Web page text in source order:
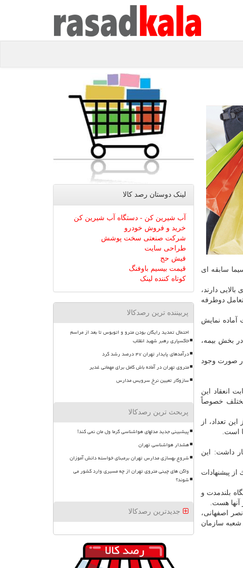
سابقه ای
دارند،
دوطرفه
آماده نمایش
بخش بیمه،
صورت وجود
انعقاد این
مختلف خصوصاً
تحت پوشش صندوق هستند، اعلام نمود كه ۱۰ هزار نفر از این تعداد، از
است.
داشت: این
پیشنهادات
بلندمدت و
آنها هست.
اصفهانی،
سازمان
لینک دوستان رصد كالا
آب شیرین کن - دستگاه آب شیرین کن
خرید و فروش خودرو
شرکت صنعتی سخت پوشش
طراحی سایت
فیش حج
قیمت بیسیم باوفنگ
کوتاه کننده لینک
پربیننده ترین رصدکالا
احتمال تمدید رایگان بودن مترو و اتوبوس تا بعد از مراسم
خاکسپاری رهبر شهید انقلاب
درآمدهای پایدار تهران ۴۷ درصد رشد کرد
متروی تهران در آماده باش کامل برای مهمانی غدیر
سازوکار تعیین نرخ سرویس مدارس
پربحث ترین رصدکالا
پیشبینی جدید مدلهای هواشناسی گرما ول مان نمی کند!
هشدار هواشناسی تهران
شروع بهسازی مدارس تهران برمبنای خواسته دانش آموزان
واگن های چینی متروی تهران از چه مسیری وارد کشور می
شوند؟
جدیدترین رصدکالا